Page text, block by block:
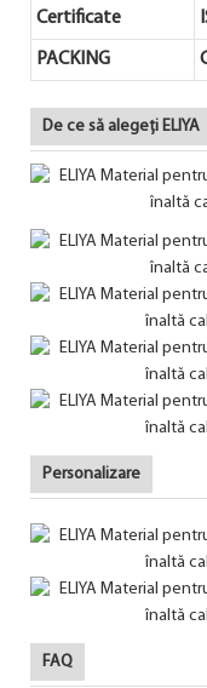
Certificate
PACKING
De ce să alegeți ELIYA
Personalizare
FAQ